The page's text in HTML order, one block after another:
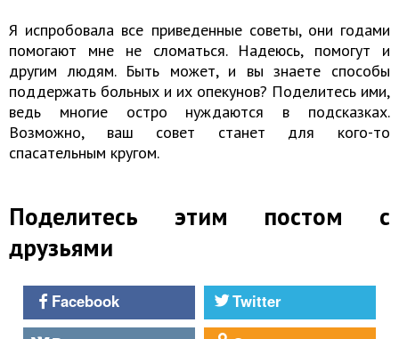
Я испробовала все приведенные советы, они годами
помогают мне не сломаться. Надеюсь, помогут и
другим людям. Быть может, и вы знаете способы
поддержать больных и их опекунов? Поделитесь ими,
ведь многие остро нуждаются в подсказках.
Возможно, ваш совет станет для кого-то
спасательным кругом.
Поделитесь этим постом с
друзьями
Facebook
Twitter